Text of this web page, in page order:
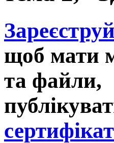
щоб мати
та файли,